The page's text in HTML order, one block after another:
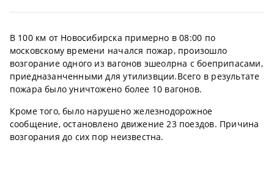
В 100 км от Новосибирска примерно в 08:00 по
московскому времени начался пожар, произошло
возгорание одного из вагонов эшеолрна с боеприпасами,
приедназанченными для утилизвции.Всего в результате
пожара было уничтожено более 10 вагонов.
Кроме того, было нарушено железнодорожное
сообщение, остановлено движение 23 поездов. Причина
возгорания до сих пор неизвестна.